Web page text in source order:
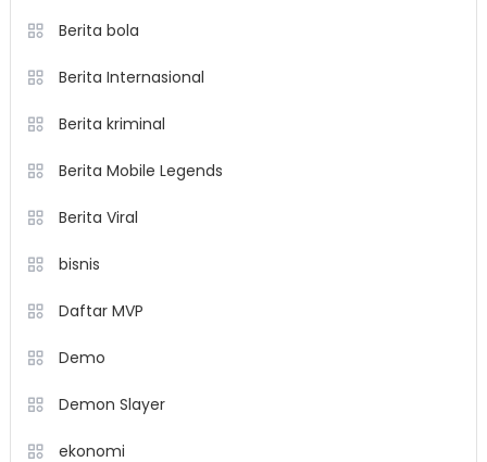
Berita bola
Berita Internasional
Berita kriminal
Berita Mobile Legends
Berita Viral
bisnis
Daftar MVP
Demo
Demon Slayer
ekonomi